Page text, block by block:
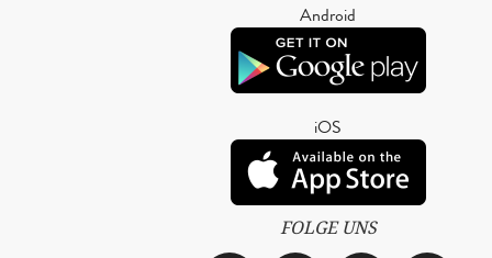
Android
iOS
FOLGE UNS